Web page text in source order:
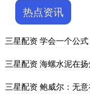
热点资讯
三星配资 学会一个公
三星配资 海螺水泥在
三星配资 鲍威尔：无